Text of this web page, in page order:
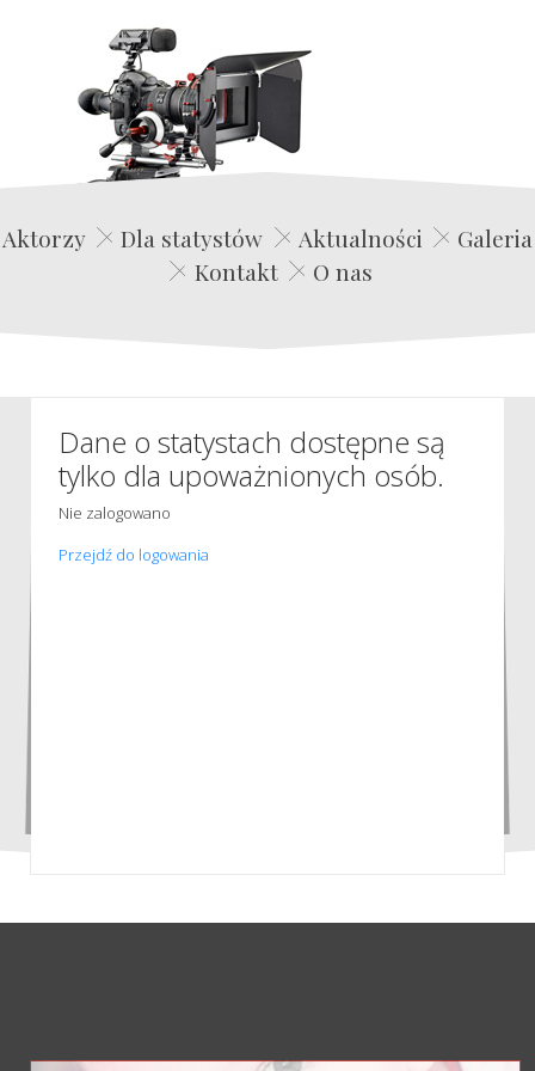
Edwin Film Agencja Aktorska
Aktorzy Dla statystów Aktualności
Galeria
Kontakt
O nas
Dane o statystach dostępne są
tylko dla upoważnionych osób.
Nie zalogowano
Przejdź do logowania